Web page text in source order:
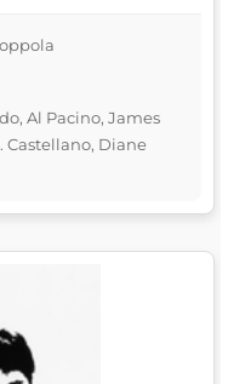
Al Pacino, James
Castellano, Diane